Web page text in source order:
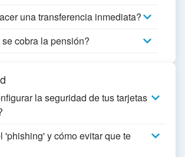
una transferencia inmediata?
cobra la pensión?
la seguridad de tus tarjetas
'phishing' y cómo evitar que te